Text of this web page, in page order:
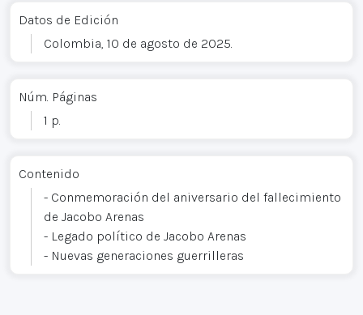
Datos de Edición
Colombia, 10 de agosto de 2025.
Núm. Páginas
1 p.
Contenido
- Conmemoración del aniversario del fallecimiento
de Jacobo Arenas
- Legado político de Jacobo Arenas
- Nuevas generaciones guerrilleras